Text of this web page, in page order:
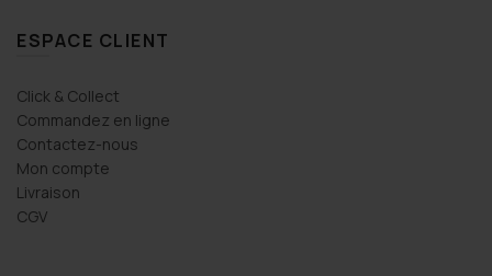
ESPACE CLIENT
Click & Collect
Commandez en ligne
Contactez-nous
Mon compte
Livraison
CGV